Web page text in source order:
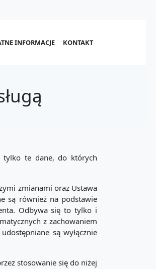
INFORMACJE KONTAKT
tylko te dane, do których
zmianami oraz Ustawa
są również na podstawie
Odbywa się to tylko i
z zachowaniem
są wyłącznie
stosowanie się do niżej